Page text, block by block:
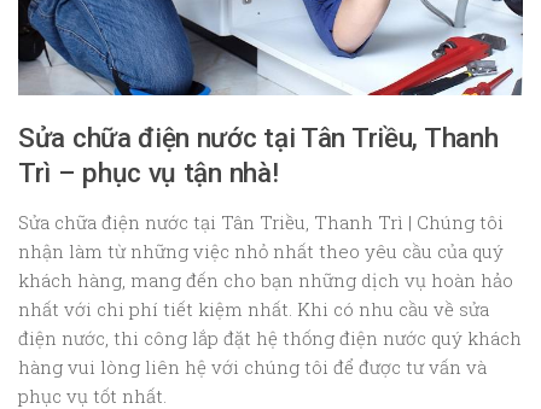
Sửa chữa điện nước tại Tân Triều, Thanh
Trì – phục vụ tận nhà!
Sửa chữa điện nước tại Tân Triều, Thanh Trì | Chúng tôi
nhận làm từ những việc nhỏ nhất theo yêu cầu của quý
khách hàng, mang đến cho bạn những dịch vụ hoàn hảo
nhất với chi phí tiết kiệm nhất. Khi có nhu cầu về sửa
điện nước, thi công lắp đặt hệ thống điện nước quý khách
hàng vui lòng liên hệ với chúng tôi để được tư vấn và
phục vụ tốt nhất.